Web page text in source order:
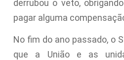
derrubou o veto,
pagar alguma
No fim do ano passado, o
que a União e as